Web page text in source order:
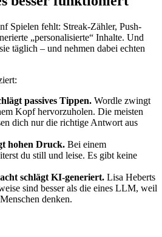
Spielen fehlt: Streak-Zähler, Push-
„personalisierte“ Inhalte. Und
täglich – und nehmen dabei echten
passives Tippen. Wordle zwingt
Kopf hervorzuholen. Die meisten
dich nur die richtige Antwort aus
hohen Druck. Bei einem
du still und leise. Es gibt keine
schlägt KI-generiert. Lisa Heberts
sind besser als die eines LLM, weil
denken.